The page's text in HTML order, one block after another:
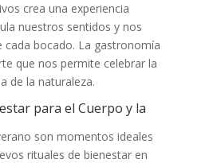
crea una experiencia
nuestros sentidos y nos
cada bocado. La gastronomía
que nos permite celebrar la
de la naturaleza.
para el Cuerpo y la
son momentos ideales
rituales de bienestar en